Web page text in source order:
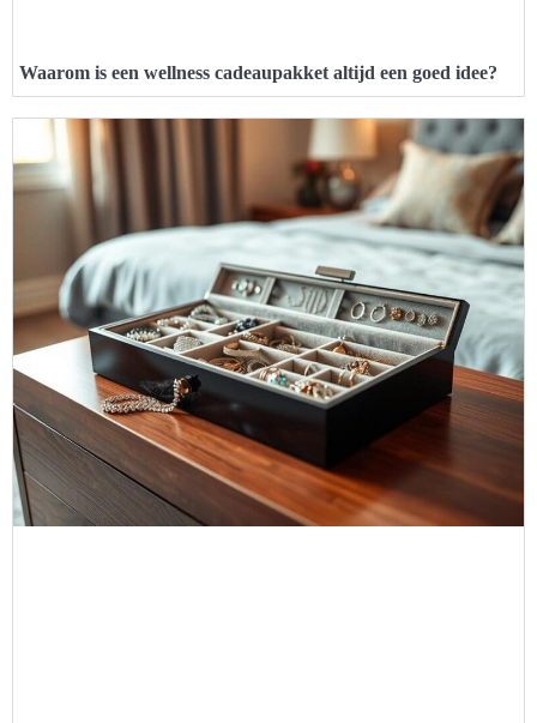
Waarom is een wellness cadeaupakket altijd een goed idee?